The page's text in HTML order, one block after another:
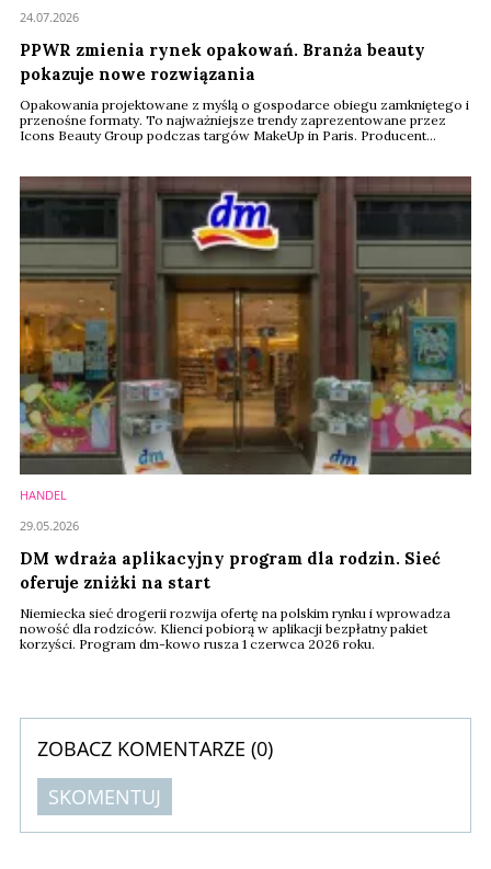
PPWR zmienia rynek opakowań. Branża beauty
pokazuje nowe rozwiązania
Opakowania projektowane z myślą o gospodarce obiegu zamkniętego i
przenośne formaty. To najważniejsze trendy zaprezentowane przez
Icons Beauty Group podczas targów MakeUp in Paris. Producent
w całej Unii Europejskiej.
24.07.2026
HANDEL
DM wdraża aplikacyjny program dla rodzin. Sieć
oferuje zniżki na start
Niemiecka sieć drogerii rozwija ofertę na polskim rynku i wprowadza
nowość dla rodziców. Klienci pobiorą w aplikacji bezpłatny pakiet
korzyści. Program dm-kowo rusza 1 czerwca 2026 roku.
29.05.2026
ZOBACZ KOMENTARZE (0)
SKOMENTUJ